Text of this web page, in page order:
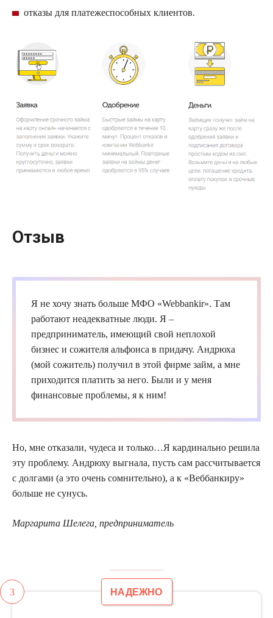
отказы для платежеспособных клиентов.
Отзыв
Я не хочу знать больше МФО «Webbankir». Там
работают неадекватные люди. Я –
предприниматель, имеющий свой неплохой
бизнес и сожителя альфонса в придачу. Андрюха
(мой сожитель) получил в этой фирме займ, а мне
приходится платить за него. Были и у меня
финансовые проблемы, я к ним!
Но, мне отказали, чудеса и только…Я кардинально решила
эту проблему. Андрюху выгнала, пусть сам рассчитывается
с долгами (а это очень сомнительно), а к «Веббанкиру»
больше не сунусь.
Маргарита Шелега , предприниматель
3 НАДЕЖНО